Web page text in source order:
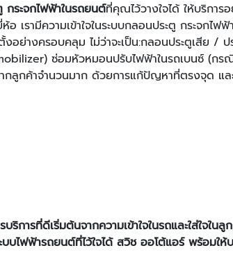
กระจกไฟฟ้าในรถยนต์ที่คุณไว้วางใจได้ ให้บริการ
รามีความเข้าใจในระบบกลอนประตู กระจกไ
ย่างครอบคลุม ไม่ว่าจะเป็น:กลอนประตูเสีย / ป
ซ่อมหัวหมอนปรับไฟฟ้าในรถเบนซ์ (กร
กลูกค้าจำนวนมาก ด้วยการแก้ปัญหาที่ตรงจุด แล
บริการที่ดีเริ่มต้นจากความเข้าใจในรถและใส่ใจในลู
ไฟฟ้ารถยนต์ที่ไว้ใจได้ สวิช ออโต้แอร์ พร้อมให้